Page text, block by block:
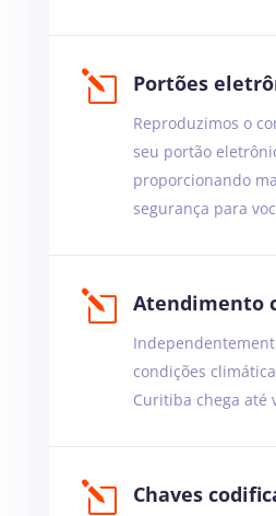
l Portões
Reproduzimos o
seu portão
proporcionando
segurança para
l Atendimento
condições
Curitiba chega até
l Chaves